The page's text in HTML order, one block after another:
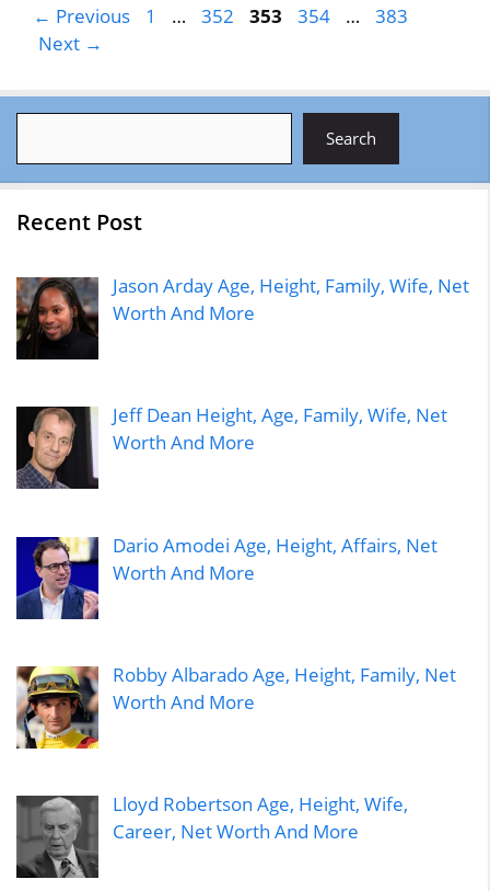
← Previous Page
1 … Page
352 Page
353 Page
354 … Page
383
Next →
Search
Recent Post
Jason Arday Age, Height, Family, Wife, Net
Worth And More
Jeff Dean Height, Age, Family, Wife, Net
Worth And More
Dario Amodei Age, Height, Affairs, Net
Worth And More
Robby Albarado Age, Height, Family, Net
Worth And More
Lloyd Robertson Age, Height, Wife,
Career, Net Worth And More